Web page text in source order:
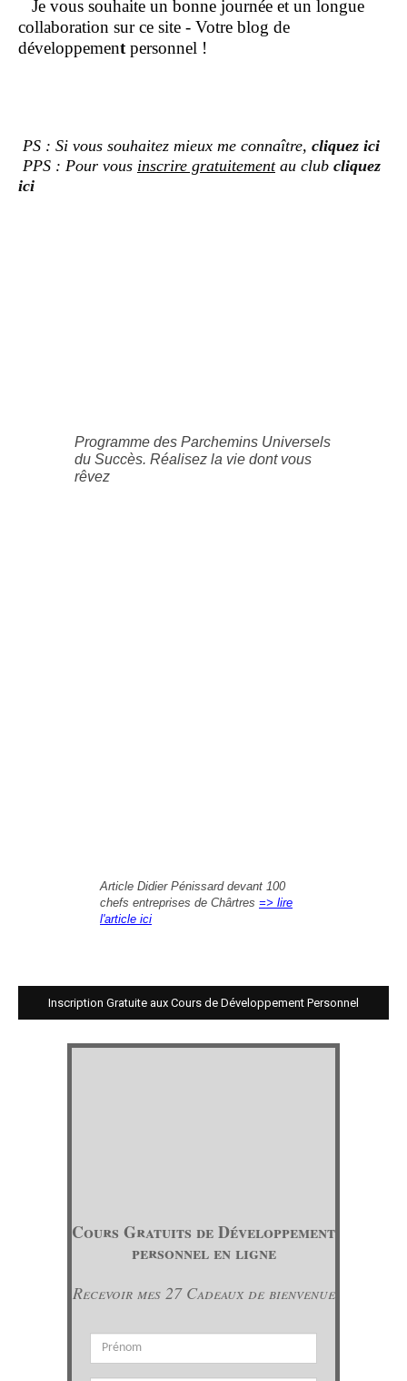
Je vous souhaite un bonne journée et un longue
collaboration sur ce site - Votre blog de
développement personnel !
PS : Si vous souhaitez mieux me connaître, cliquez ici
PPS : Pour vous inscrire gratuitementau club cliquez
ici
Programme des Parchemins Universels
du Succès. Réalisez la vie dont vous
rêvez
Article Didier Pénissard devant 100
chefs entreprises de Chârtres => lire
l'article ici
Inscription Gratuite aux Cours de Développement Personnel
Cours Gratuits de Développement
personnel en ligne
Recevoir mes 27 Cadeaux de bienvenue